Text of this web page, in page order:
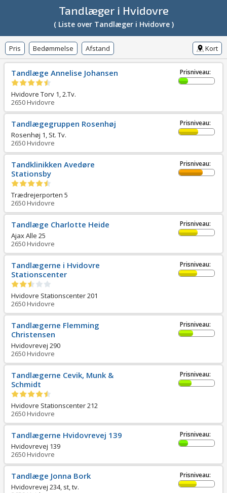
Tandlæger i Hvidovre
( Liste over Tandlæger i Hvidovre )
Pris Bedømmelse Afstand Kort
Tandlæge Annelise Johansen
Hvidovre Torv 1, 2.Tv.
2650Hvidovre
Prisniveau:
Tandlægegruppen Rosenhøj
Rosenhøj 1, St. Tv.
2650Hvidovre
Prisniveau:
Tandklinikken Avedøre
Stationsby
Trædrejerporten 5
2650Hvidovre
Prisniveau:
Tandlæge Charlotte Heide
Ajax Alle 25
2650Hvidovre
Prisniveau:
Tandlægerne i Hvidovre
Stationscenter
Hvidovre Stationscenter 201
2650Hvidovre
Prisniveau:
Tandlægerne Flemming
Christensen
Hvidovrevej 290
2650Hvidovre
Prisniveau:
Tandlægerne Cevik, Munk &
Schmidt
Hvidovre Stationscenter 212
2650Hvidovre
Prisniveau:
Tandlægerne Hvidovrevej 139
Hvidovrevej 139
2650Hvidovre
Prisniveau:
Tandlæge Jonna Bork
Hvidovrevej 234, st, tv.
Prisniveau: